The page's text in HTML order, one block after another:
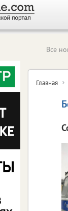
Все
Главная